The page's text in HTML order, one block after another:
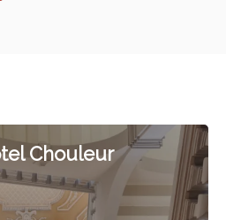
Chouleur